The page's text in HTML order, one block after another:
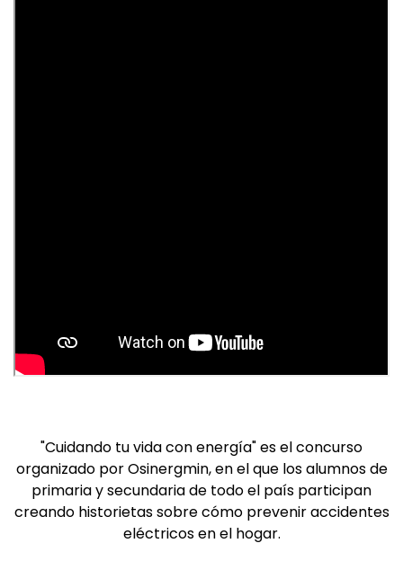
"Cuidando tu vida con energía" es el concurso
organizado por Osinergmin, en el que los alumnos de
primaria y secundaria de todo el país participan
creando historietas sobre cómo prevenir accidentes
eléctricos en el hogar.